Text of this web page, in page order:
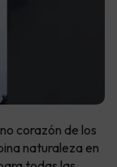
corazón de los
naturaleza en